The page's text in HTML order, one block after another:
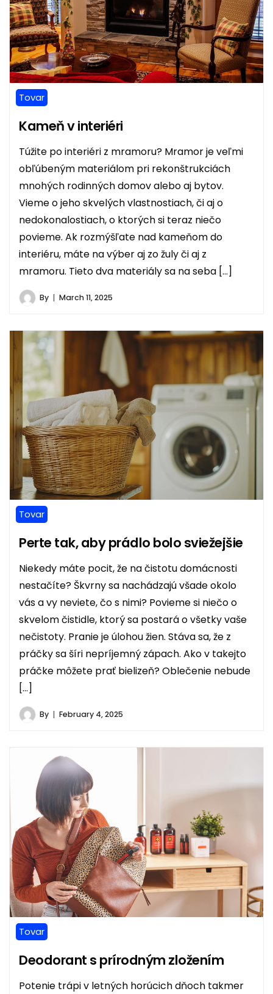
Tovar
Kameň v interiéri
Túžite po interiéri z mramoru? Mramor je veľmi
obľúbeným materiálom pri rekonštrukciách
mnohých rodinných domov alebo aj bytov.
Vieme o jeho skvelých vlastnostiach, či aj o
nedokonalostiach, o ktorých si teraz niečo
povieme. Ak rozmýšľate nad kameňom do
interiéru, máte na výber aj zo žuly či aj z
mramoru. Tieto dva materiály sa na seba […]
By March 11, 2025
Tovar
Perte tak, aby prádlo bolo sviežejšie
Niekedy máte pocit, že na čistotu domácnosti
nestačíte? Škvrny sa nachádzajú všade okolo
vás a vy neviete, čo s nimi? Povieme si niečo o
skvelom čistidle, ktorý sa postará o všetky vaše
nečistoty. Pranie je úlohou žien. Stáva sa, že z
práčky sa šíri nepríjemný zápach. Ako v takejto
práčke môžete prať bielizeň? Oblečenie nebude
[…]
By February 4, 2025
Tovar
Deodorant s prírodným zložením
Potenie trápi v letných horúcich dňoch takmer